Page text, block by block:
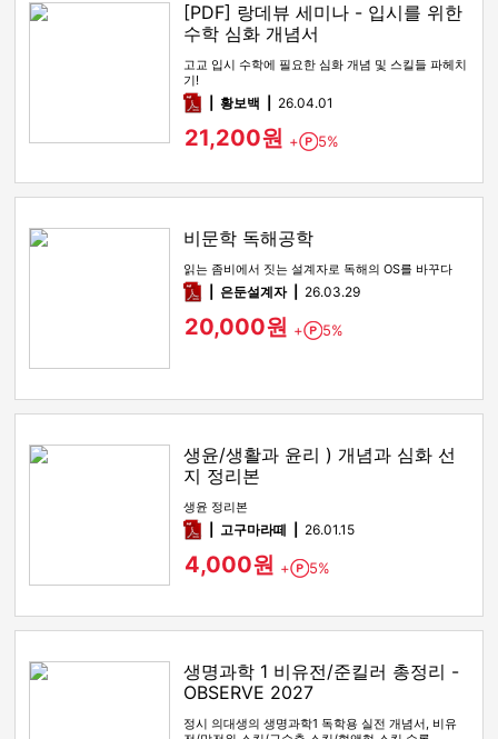
[PDF] 랑데뷰 세미나 - 입시를 위한
수학 심화 개념서
고교 입시 수학에 필요한 심화 개념 및 스킬들 파헤치
기!
pdf황보백 26.04.01
21,200원 + Point
5%
비문학 독해공학
읽는 좀비에서 짓는 설계자로 독해의 OS를 바꾸다
pdf은둔설계자 26.03.29
20,000원 + Point
5%
생윤/생활과 윤리 ) 개념과 심화 선
지 정리본
생윤 정리본
pdf고구마라떼 26.01.15
4,000원 + Point
5%
생명과학 1 비유전/준킬러 총정리 -
OBSERVE 2027
정시 의대생의 생명과학1 독학용 실전 개념서, 비유